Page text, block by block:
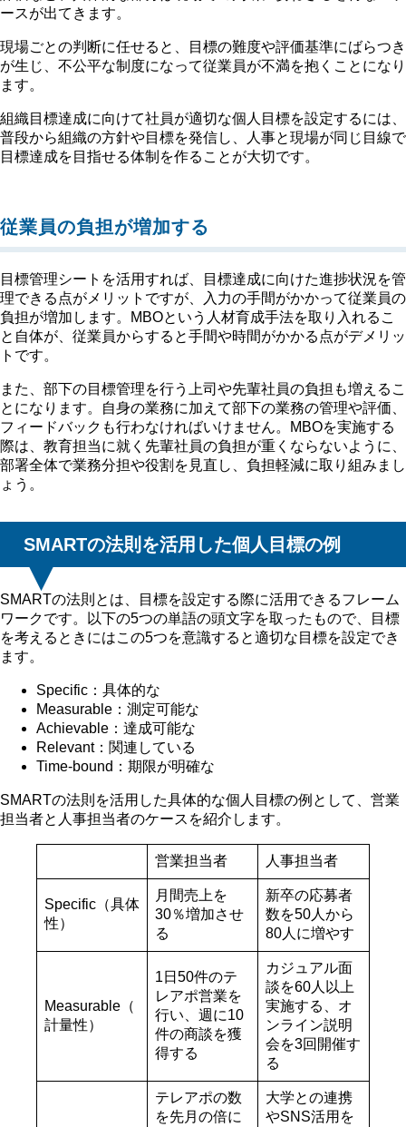
ースが出てきます。
現場ごとの判断に任せると、目標の難度や評価基準にばらつき
が生じ、不公平な制度になって従業員が不満を抱くことになり
ます。
組織目標達成に向けて社員が適切な個人目標を設定するには、
普段から組織の方針や目標を発信し、人事と現場が同じ目線で
目標達成を目指せる体制を作ることが大切です。
従業員の負担が増加する
目標管理シートを活用すれば、目標達成に向けた進捗状況を管
理できる点がメリットですが、入力の手間がかかって従業員の
負担が増加します。MBOという人材育成手法を取り入れるこ
と自体が、従業員からすると手間や時間がかかる点がデメリッ
トです。
また、部下の目標管理を行う上司や先輩社員の負担も増えるこ
とになります。自身の業務に加えて部下の業務の管理や評価、
フィードバックも行わなければいけません。MBOを実施する
際は、教育担当に就く先輩社員の負担が重くならないように、
部署全体で業務分担や役割を見直し、負担軽減に取り組みまし
ょう。
SMARTの法則を活用した個人目標の例
SMARTの法則とは、目標を設定する際に活用できるフレーム
ワークです。以下の5つの単語の頭文字を取ったもので、目標
を考えるときにはこの5つを意識すると適切な目標を設定でき
ます。
Specific：具体的な
Measurable：測定可能な
Achievable：達成可能な
Relevant：関連している
Time-bound：期限が明確な
SMARTの法則を活用した具体的な個人目標の例として、営業
担当者と人事担当者のケースを紹介します。
営業担当者 人事担当者
Specific（具体
性）
月間売上を
30％増加させ
る
新卒の応募者
数を50人から
80人に増やす
Measurable（
計量性）
1日50件のテ
レアポ営業を
行い、週に10
件の商談を獲
得する
カジュアル面
談を60人以上
実施する、オ
ンライン説明
会を3回開催す
る
テレアポの数
を先月の倍に
大学との連携
やSNS活用を